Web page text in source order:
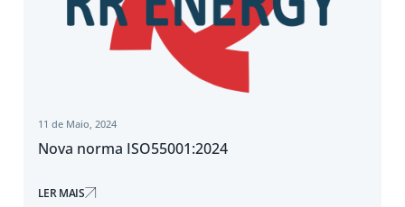
11 de Maio, 2024
Nova norma ISO55001:2024
LER MAIS